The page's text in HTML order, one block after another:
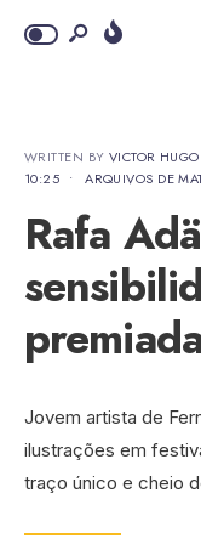
WRITTEN BY VICTOR
10:25 • ARQUIVOS DE
Rafa
Jovem artista de
ilustrações em
traço único e cheio